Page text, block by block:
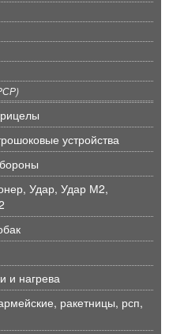
устройства
Удар, Удар М2,
и нагрева
ракетницы, рсп,